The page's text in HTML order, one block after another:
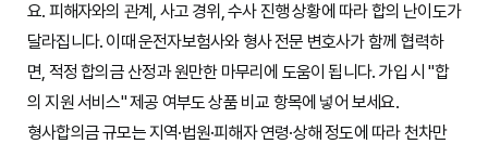
요. 피해자와의 관계, 사고 경위, 수사 진행 상황에 따라 합의 난이도가
달라집니다. 이때 운전자보험사와 형사 전문 변호사가 함께 협력하
면, 적정 합의금 산정과 원만한 마무리에 도움이 됩니다. 가입 시 "합
의 지원 서비스" 제공 여부도 상품 비교 항목에 넣어 보세요.
형사합의금 규모는 지역·법원·피해자 연령·상해 정도에 따라 천차만